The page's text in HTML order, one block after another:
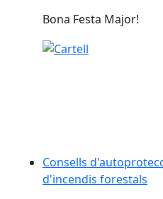
Bona Festa Major!
Consells
Consells
d'incendis forestals